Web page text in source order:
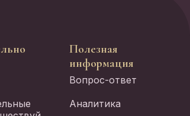
Полезная
информация
Вопрос-ответ
Аналитика